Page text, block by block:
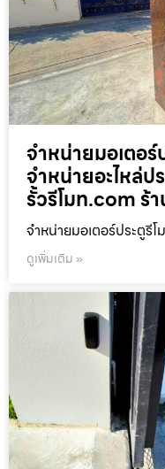
จำหน่ายมอเตอร์
จำหน่ายอะไหล่ป
รั้วรีโมท.com ร้
จำหน่ายมอเตอร์ประตูรี
ดูเพิ่มเติม »